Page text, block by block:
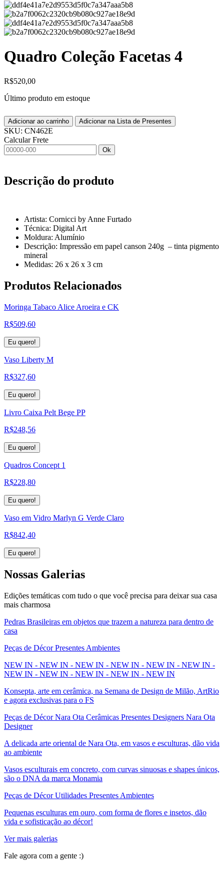
Quadro Coleção Facetas 4
R$520,00
Último produto em estoque
Adicionar ao carrinho Adicionar na Lista de Presentes
SKU: CN462E
Calcular Frete
Ok
Descrição do produto
Artista: Cornicci by Anne Furtado
Técnica: Digital Art
Moldura: Alumínio
Descrição: Impressão em papel canson 240g – tinta pigmento
mineral
Medidas: 26 x 26 x 3 cm
Produtos Relacionados
Moringa Tabaco Alice Aroeira e CK
R$509,60
Eu quero!
Vaso Liberty M
R$327,60
Eu quero!
Livro Caixa Pelt Bege PP
R$248,56
Eu quero!
Quadros Concept 1
R$228,80
Eu quero!
Vaso em Vidro Marlyn G Verde Claro
R$842,40
Eu quero!
Nossas Galerias
Edições temáticas com tudo o que você precisa para deixar sua casa
mais charmosa
Pedras Brasileiras em objetos que trazem a natureza para dentro de
casa
Peças de Décor Presentes Ambientes
NEW IN - NEW IN - NEW IN - NEW IN - NEW IN - NEW IN -
NEW IN - NEW IN - NEW IN - NEW IN - NEW IN
Konsepta, arte em cerâmica, na Semana de Design de Milão, ArtRio
e agora exclusivas para o FS
Peças de Décor Nara Ota Cerâmicas Presentes Designers Nara Ota
Designer
A delicada arte oriental de Nara Ota, em vasos e esculturas, dão vida
ao ambiente
Vasos esculturais em concreto, com curvas sinuosas e shapes únicos,
são o DNA da marca Monamia
Peças de Décor Utilidades Presentes Ambientes
Pequenas esculturas em ouro, com forma de flores e insetos, dão
vida e sofisticação ao décor!
Ver mais galerias
Fale agora com a gente :)